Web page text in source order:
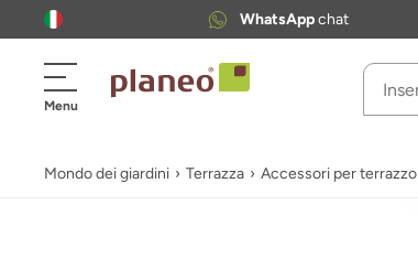
WhatsAppchat
Menu
Mondo dei giardini Terrazza Accessori per terrazzo